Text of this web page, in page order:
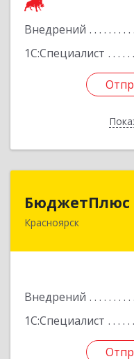
Внедрений
1С:Специалист
БюджетПлюс
Красноярск
Внедрений
1С:Специалист
660028,